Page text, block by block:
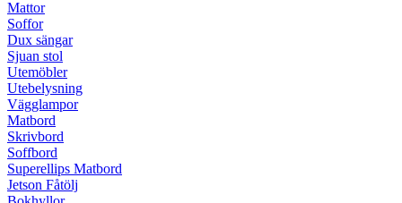
Mattor
Soffor
Dux sängar
Sjuan stol
Utemöbler
Utebelysning
Vägglampor
Matbord
Skrivbord
Soffbord
Superellips Matbord
Jetson Fåtölj